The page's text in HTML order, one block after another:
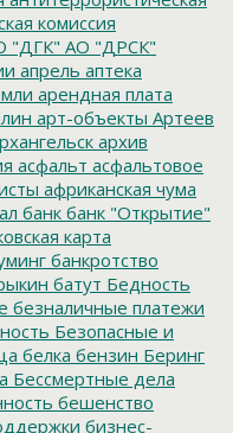
комиссия
"ДГК" АО "ДРСК"
апрель аптека
арендная плата
арт-объекты Артеев
архив
асфальт асфальтовое
африканская чума
банк банк "Открытие"
карта
банкротство
батут Бедность
безналичные платежи
Безопасные и
белка бензин Беринг
Бессмертные дела
бешенство
бизнес-